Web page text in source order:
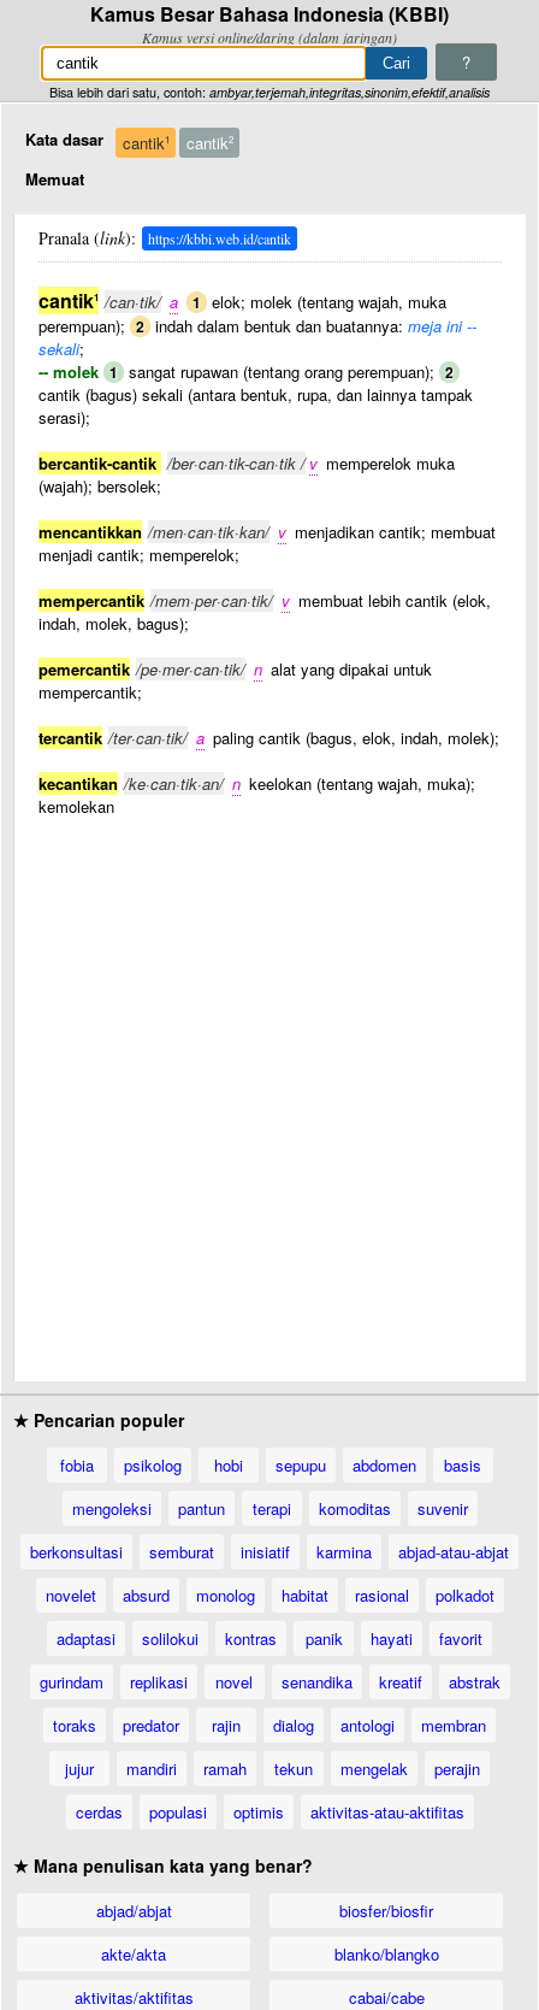
Kamus Besar Bahasa Indonesia (KBBI)
Kamus versi online/daring (dalam jaringan)
?
Bisa lebih dari satu, contoh: ambyar,terjemah,integritas,sinonim,efektif,analisis
Kata dasar cantik1 cantik2
Memuat
Pranala (link): https://kbbi.web.id/cantik
cantik1 /can·tik/ a 1 elok; molek (tentang wajah, muka
perempuan); 2 indah dalam bentuk dan buatannya: meja ini --
sekali;
-- molek 1 sangat rupawan (tentang orang perempuan); 2
cantik (bagus) sekali (antara bentuk, rupa, dan lainnya tampak
serasi);
bercantik-cantik /ber·can·tik-can·tik / v memperelok muka
(wajah); bersolek;
mencantikkan /men·can·tik·kan/ v menjadikan cantik; membuat
menjadi cantik; memperelok;
mempercantik /mem·per·can·tik/ v membuat lebih cantik (elok,
indah, molek, bagus);
pemercantik /pe·mer·can·tik/ n alat yang dipakai untuk
mempercantik;
tercantik /ter·can·tik/ a paling cantik (bagus, elok, indah, molek);
kecantikan /ke·can·tik·an/ n keelokan (tentang wajah, muka);
kemolekan
★ Pencarian populer
fobia psikolog hobi sepupu abdomen
basis
mengoleksi
pantun terapi komoditas
suvenir
berkonsultasi
semburat inisiatif karmina
abjad-atau-abjat
novelet
absurd monolog habitat rasional
polkadot
adaptasi
solilokui kontras panik hayati
favorit
gurindam
replikasi novel senandika kreatif
abstrak
toraks
predator rajin dialog antologi
membran
jujur
mandiri ramah tekun mengelak
perajin
cerdas
populasi optimis aktivitas-atau-aktifitas
★ Mana penulisan kata yang benar?
abjad/abjat
akte/akta
aktivitas/aktifitas
biosfer/biosfir
blanko/blangko
cabai/cabe